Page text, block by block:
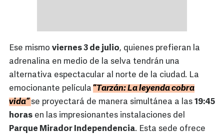
Ese mismo viernes 3 de julio, quienes prefieran la
adrenalina en medio de la selva tendrán una
alternativa espectacular al norte de la ciudad. La
emocionante película “Tarzán: La leyenda cobra
vida”se proyectará de manera simultánea a las 19:45
horas en las impresionantes instalaciones del
Parque Mirador Independencia. Esta sede ofrece